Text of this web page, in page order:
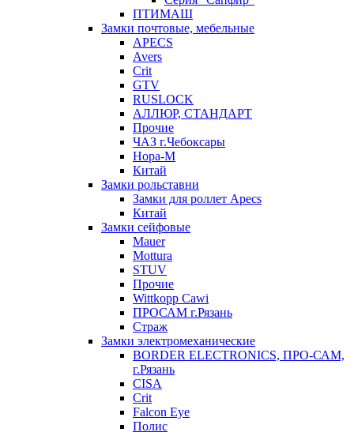
ПТИМАШ
Замки почтовые, мебельные
APECS
Avers
Crit
GTV
RUSLOCK
АЛЛЮР, СТАНДАРТ
Прочие
ЧАЗ г.Чебоксары
Нора-М
Китай
Замки рольставни
Замки для роллет Apecs
Китай
Замки сейфовые
Mauer
Mottura
STUV
Прочие
Wittkopp Cawi
ПРОСАМ г.Рязань
Страж
Замки электромеханические
BORDER ELECTRONICS, ПРО-САМ,
г.Рязань
CISA
Crit
Falcon Eye
Полис